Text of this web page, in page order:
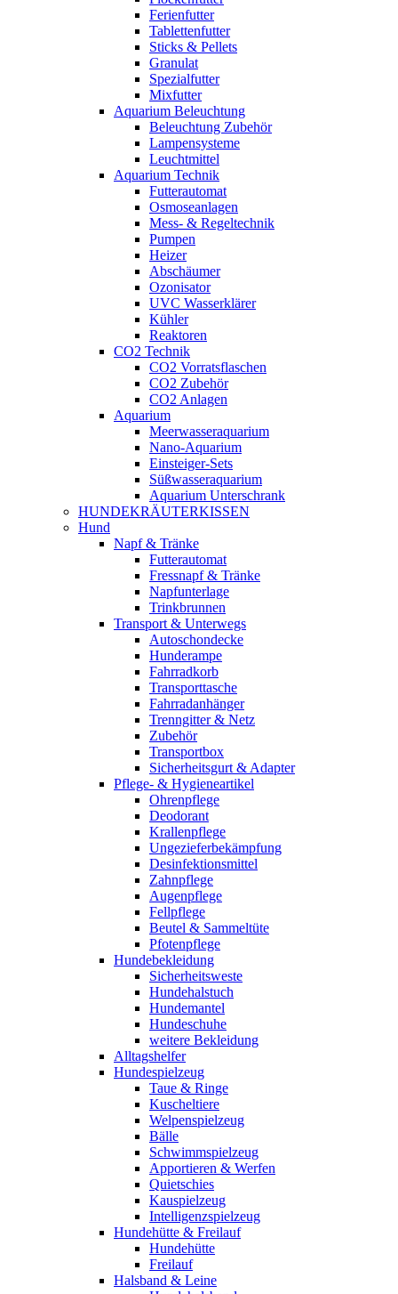
Ferienfutter
Tablettenfutter
Sticks & Pellets
Granulat
Spezialfutter
Mixfutter
Aquarium Beleuchtung
Beleuchtung Zubehör
Lampensysteme
Leuchtmittel
Aquarium Technik
Futterautomat
Osmoseanlagen
Mess- & Regeltechnik
Pumpen
Heizer
Abschäumer
Ozonisator
UVC Wasserklärer
Kühler
Reaktoren
CO2 Technik
CO2 Vorratsflaschen
CO2 Zubehör
CO2 Anlagen
Aquarium
Meerwasseraquarium
Nano-Aquarium
Einsteiger-Sets
Süßwasseraquarium
Aquarium Unterschrank
HUNDEKRÄUTERKISSEN
Hund
Napf & Tränke
Futterautomat
Fressnapf & Tränke
Napfunterlage
Trinkbrunnen
Transport & Unterwegs
Autoschondecke
Hunderampe
Fahrradkorb
Transporttasche
Fahrradanhänger
Trenngitter & Netz
Zubehör
Transportbox
Sicherheitsgurt & Adapter
Pflege- & Hygieneartikel
Ohrenpflege
Deodorant
Krallenpflege
Ungezieferbekämpfung
Desinfektionsmittel
Zahnpflege
Augenpflege
Fellpflege
Beutel & Sammeltüte
Pfotenpflege
Hundebekleidung
Sicherheitsweste
Hundehalstuch
Hundemantel
Hundeschuhe
weitere Bekleidung
Alltagshelfer
Hundespielzeug
Taue & Ringe
Kuscheltiere
Welpenspielzeug
Bälle
Schwimmspielzeug
Apportieren & Werfen
Quietschies
Kauspielzeug
Intelligenzspielzeug
Hundehütte & Freilauf
Hundehütte
Freilauf
Halsband & Leine